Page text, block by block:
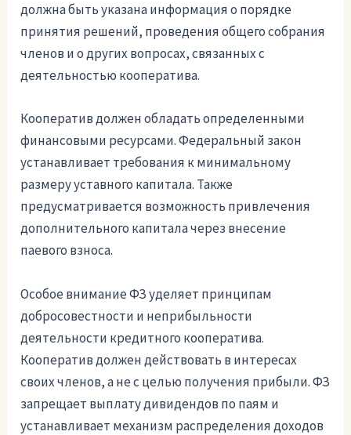
должна быть указана информация о порядке
принятия решений, проведения общего собрания
членов и о других вопросах, связанных с
деятельностью кооператива.
Кооператив должен обладать определенными
финансовыми ресурсами. Федеральный закон
устанавливает требования к минимальному
размеру уставного капитала. Также
предусматривается возможность привлечения
дополнительного капитала через внесение
паевого взноса.
Особое внимание ФЗ уделяет принципам
добросовестности и неприбыльности
деятельности кредитного кооператива.
Кооператив должен действовать в интересах
своих членов, а не с целью получения прибыли. ФЗ
запрещает выплату дивидендов по паям и
устанавливает механизм распределения доходов